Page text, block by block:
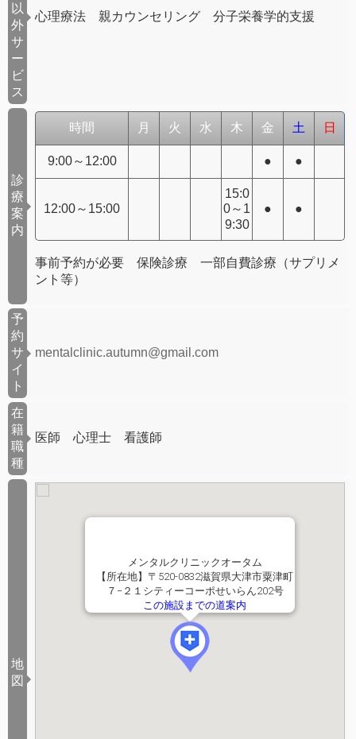
以
外
サ
ー
ビ
ス
心理療法 親カウンセリング 分子栄養学的支援
診
療
案
内
時間 月 火 水 木 金 土 日
9:00～12:00 ● ●
12:00～15:00
15:0
0～1
9:30
● ●
事前予約が必要 保険診療 一部自費診療（サプリメ
ント等）
予
約
サ
イ
ト
mentalclinic.autumn@gmail.com
在
籍
職
種
医師 心理士 看護師
地
図
メンタルクリニックオータム
【所在地】〒520-0832滋賀県大津市粟津町
７−２１シティーコーポせいらん202号
この施設までの道案内